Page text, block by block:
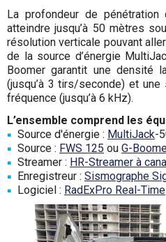
La profondeur de
atteindre jusqu’à 50 mètres
résolution verticale pouvant
de la source d’énergie
Boomer garantit une densité
(jusqu’à 3 tirs/seconde) et
fréquence (jusqu’à 6 kHz).
L’ensemble comprend les
Source d'énergie : MultiJack-
Source : FWS 125 ou G-
Streamer : HR-Streamer à
Enregistreur : Sismographe
Logiciel : RadExPro Real-Time